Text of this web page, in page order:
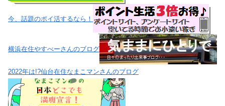
今、話題のポイ活するなら！
横浜在住やすべーさんのブログ
2022年は!?仙台在住なまこマンさんのブログ